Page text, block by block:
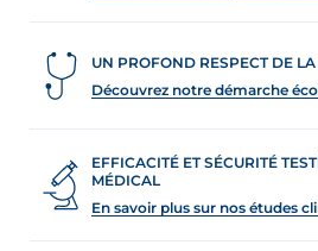
UN PROFOND RESPECT DE
Découvrez notre démarche
EFFICACITÉ ET SÉCURITÉ
MÉDICAL
En savoir plus sur nos études